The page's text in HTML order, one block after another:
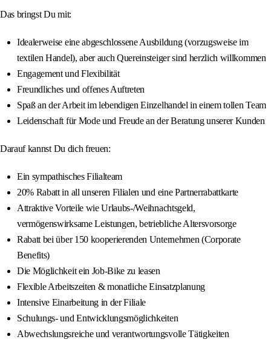
Das bringst Du mit:
Idealerweise eine abgeschlossene Ausbildung (vorzugsweise im
textilen Handel), aber auch Quereinsteiger sind herzlich willkommen
Engagement und Flexibilität
Freundliches und offenes Auftreten
Spaß an der Arbeit im lebendigen Einzelhandel in einem tollen Team
Leidenschaft für Mode und Freude an der Beratung unserer Kunden
Darauf kannst Du dich freuen:
Ein sympathisches Filialteam
20% Rabatt in all unseren Filialen und eine Partnerrabattkarte
Attraktive Vorteile wie Urlaubs-/Weihnachtsgeld,
vermögenswirksame Leistungen, betriebliche Altersvorsorge
Rabatt bei über 150 kooperierenden Unternehmen (Corporate
Benefits)
Die Möglichkeit ein Job-Bike zu leasen
Flexible Arbeitszeiten & monatliche Einsatzplanung
Intensive Einarbeitung in der Filiale
Schulungs- und Entwicklungsmöglichkeiten
Abwechslungsreiche und verantwortungsvolle Tätigkeiten